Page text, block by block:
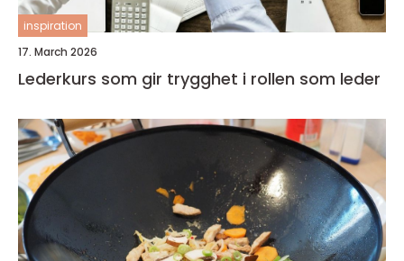
inspiration
17. March 2026
Lederkurs som gir trygghet i rollen som leder